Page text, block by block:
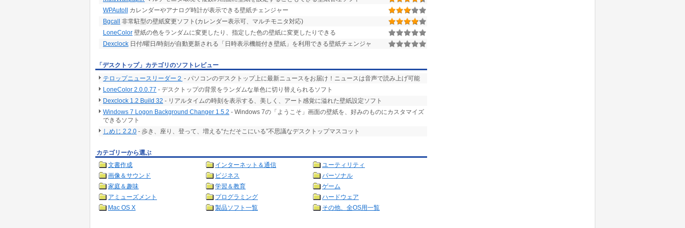
WPAutoII カレンダーやアナログ時計が表示できる壁紙チェンジャー
Bgcall 非常駐型の壁紙変更ソフト(カレンダー表示可、マルチモニタ対応)
LoneColor 壁紙の色をランダムに変更したり、指定した色の壁紙に変更したりできる
Dexclock 日付/曜日/時刻が自動更新される「日時表示機能付き壁紙」を利用できる壁紙チェンジャ
「デスクトップ」カテゴリのソフトレビュー
テロップニュースリーダー２ - パソコンのデスクトップ上に最新ニュースをお届け！ニュースは音声で読み上げ可能
LoneColor 2.0.0.77 - デスクトップの背景をランダムな単色に切り替えられるソフト
Dexclock 1.2 Build 32 - リアルタイムの時刻を表示する、美しく、アート感覚に溢れた壁紙設定ソフト
Windows 7 Logon Background Changer 1.5.2 - Windows 7の「ようこそ」画面の壁紙を、好みのものにカスタマイズ
できるソフト
しめじ 2.2.0 - 歩き、座り、登って、増える“ただそこにいる”不思議なデスクトップマスコット
カテゴリーから選ぶ
文書作成
インターネット＆通信
ユーティリティ
画像＆サウンド
ビジネス
パーソナル
家庭＆趣味
学習＆教育
ゲーム
アミューズメント
プログラミング
ハードウェア
Mac OS X
製品ソフト一覧 その他、全OS用一覧